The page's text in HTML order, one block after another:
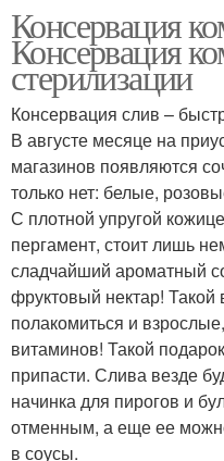
Консервация
Консервация
стерилизации
Консервация слив –
В августе месяце на
магазинов появляются
только нет: белые,
С плотной упругой
пергамент, стоит лишь
сладчайший ароматный
фруктовый нектар! Такой
полакомиться и
витаминов! Такой
припасти. Слива везде
начинка для пирогов и
отменным, а еще ее
в соусы.